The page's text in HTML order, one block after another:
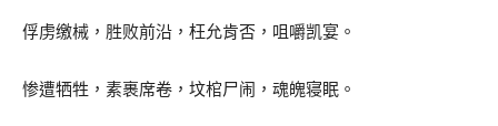
俘虏缴械，胜败前沿，枉允肯否，咀嚼凯宴。
惨遭牺牲，素裹席卷，坟棺尸闹，魂魄寝眠。